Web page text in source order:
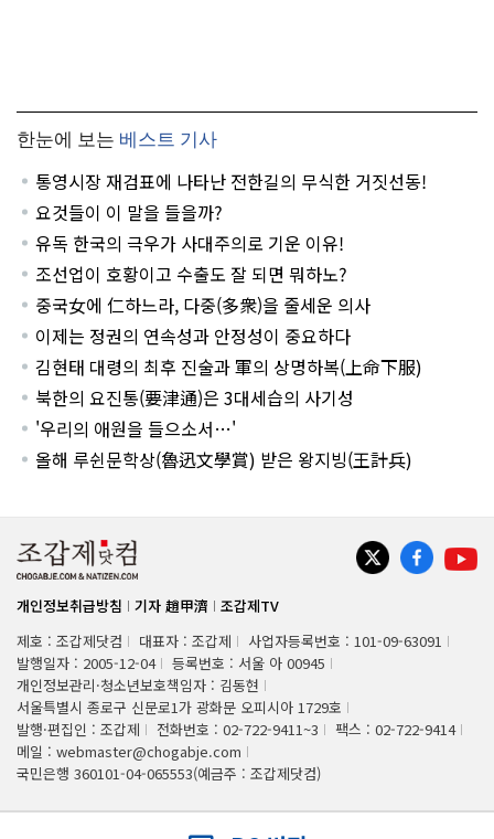
한눈에 보는 베스트 기사
통영시장 재검표에 나타난 전한길의 무식한 거짓선동!
요것들이 이 말을 들을까?
유독 한국의 극우가 사대주의로 기운 이유!
조선업이 호황이고 수출도 잘 되면 뭐하노?
중국女에 仁하느라, 다중(多衆)을 줄세운 의사
이제는 정권의 연속성과 안정성이 중요하다
김현태 대령의 최후 진술과 軍의 상명하복(上命下服)
북한의 요진통(要津通)은 3대세습의 사기성
'우리의 애원을 들으소서…'
올해 루쉰문학상(魯迅文學賞) 받은 왕지빙(王計兵)
개인정보취급방침 기자 趙甲濟
조갑제TV
제호 : 조갑제닷컴
대표자 : 조갑제
사업자등록번호 : 101-09-63091
발행일자 : 2005-12-04
등록번호 : 서울 아 00945
개인정보관리·청소년보호책임자 : 김동현
서울특별시 종로구 신문로1가 광화문 오피시아 1729호
발행·편집인 : 조갑제
전화번호 : 02-722-9411~3
팩스 : 02-722-9414
메일 : webmaster@chogabje.com
국민은행 360101-04-065553(예금주 : 조갑제닷컴)